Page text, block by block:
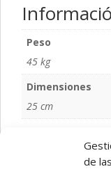
de
Peso
45 kg
Dimensiones
25 cm
AZUL, GRIS,